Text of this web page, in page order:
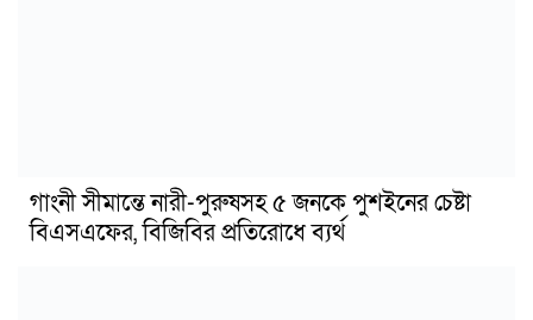
গাংনী সীমান্তে নারী-পুরুষসহ ৫ জনকে পুশইনের চেষ্টা
বিএসএফের, বিজিবির প্রতিরোধে ব্যর্থ